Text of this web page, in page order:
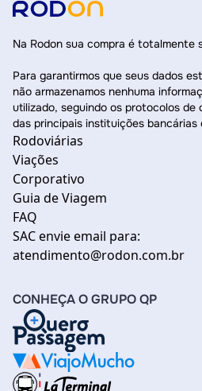
Na Rodon sua compra é totalmente
Para garantirmos que seus dados
não armazenamos nenhuma
utilizado, seguindo os protocolos
das principais instituições bancárias
Rodoviárias
Viações
Corporativo
Guia de Viagem
FAQ
SAC envie email para:
atendimento@rodon.com.br
CONHEÇA O GRUPO QP